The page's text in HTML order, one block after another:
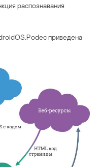
распознавания
приведена